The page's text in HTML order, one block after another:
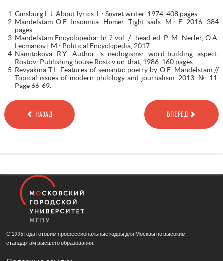
Ginsburg L.J. About lyrics. L.: Soviet writer, 1974. 408 pages.
Mandelstam O.E. Insomnia. Homer. Tight sails. M.: E, 2016. 384
pages.
Mandelstam Encyclopedia: In 2 vol. / [head ed. P. M. Nerler, O.A.
Lecmanov]. M.: Political Encyclopedia, 2017.
Namitokova R.Y. Author 's neologisms: word-building aspect.
Rostov: Publishing house Rostov un-that, 1986. 160 pages.
Revyakina T.L. Features of semantic poetry by O.E. Mandelstam //
Topical issues of modern philology and journalism. 2013. № 11.
Page 66-69.
НАЗАД ВПЕРЕД
С 1995 года готовим профессиональные кадры для Москвы по высоким
стандартам высшего образования.